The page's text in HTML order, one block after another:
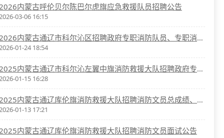
内蒙古呼伦贝尔陈巴尔虎旗应急救援队员招聘公告
03-06 16:15
2026内蒙古通辽市科尔沁区招聘政府专职消防队员、专职消防车驾驶员31人公告
01-24 18:54
2025内蒙古通辽市科尔沁左翼中旗消防救援大队招聘政府专职消防员总成绩、体检及政审公告
01-15 16:28
2025内蒙古通辽库伦旗消防救援大队招聘消防文员总成绩、体检及政审公告
01-13 17:21
内蒙古通辽库伦旗消防救援大队招聘消防文员面试公告